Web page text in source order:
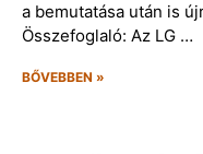
a bemutatása után is
Összefoglaló: Az LG …
BŐVEBBEN »